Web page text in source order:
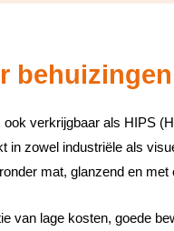
verkrijgbaar als HIPS
in zowel industriële als
mat, glanzend en met
van lage kosten, goede